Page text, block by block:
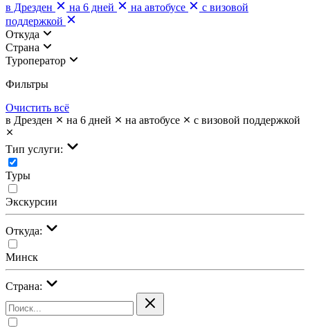
в Дрезден
на 6 дней на автобусе
с визовой
поддержкой
Откуда
Страна
Туроператор
Фильтры
Очистить всё
в Дрезден
на 6 дней на автобусе с визовой поддержкой
Тип услуги:
Туры
Экскурсии
Откуда:
Минск
Страна: